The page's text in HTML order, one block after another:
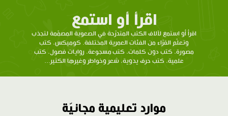
اقرأ أو استمع
اقرأ أو استمع لآلاف الكتب المتدرّحة في الصعوبة المصمّمة لتجذب
وتعلّم القرّاء من الفئات العمرية المختلفة. كوميكس، كتب
مصورة، كتب دون كلمات، كتب مسجوعة، روايات فصول، كتب
علمية، كتب حرف يدوية، شعر وخواطر وغيرها الكثير...
موارد تعليمية مجانيّة